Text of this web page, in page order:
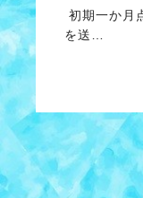
初期一か月
を送…